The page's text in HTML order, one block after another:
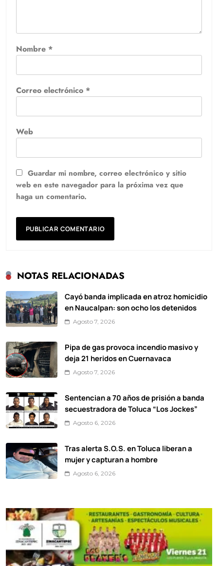
Nombre *
Correo electrónico *
Web
Guardar mi nombre, correo electrónico y sitio
web en este navegador para la próxima vez que
haga un comentario.
NOTAS RELACIONADAS
Cayó banda implicada en atroz homicidio
en Naucalpan: son ocho los detenidos
Agosto 7, 2026
Pipa de gas provoca incendio masivo y
deja 21 heridos en Cuernavaca
Agosto 7, 2026
Sentencian a 70 años de prisión a banda
secuestradora de Toluca “Los Jockes”
Agosto 6, 2026
Tras alerta S.O.S. en Toluca liberan a
mujer y capturan a hombre
Agosto 6, 2026